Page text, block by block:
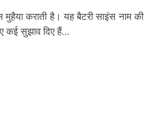
कराती है। यह बैटरी साइंस नाम की
कई सुझाव दिए हैं…